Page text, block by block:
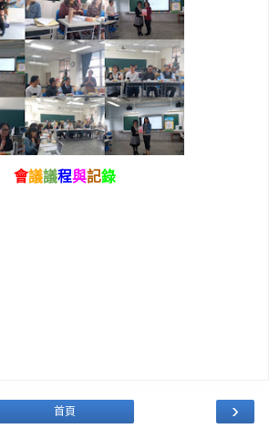
會議議程與記錄
›
首頁